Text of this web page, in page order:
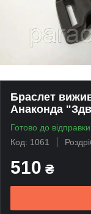
Браслет
Анаконда
Готово до відправки
Код: 1061
510 ₴